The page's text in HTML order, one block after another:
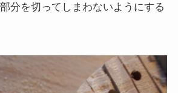
分を切ってしまわないようにする